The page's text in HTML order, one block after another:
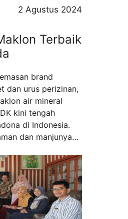
2 Agustus 2024
Terbaik
brand
dan urus perizinan,
air mineral
kini tengah
di Indonesia.
dan manjunya
dengan pihak
sebagai maklon air